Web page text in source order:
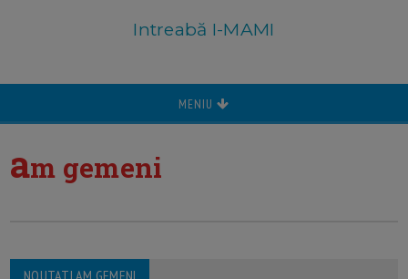
Intreabă I-MAMI
MENIU
am gemeni
NOUTATI AM GEMENI